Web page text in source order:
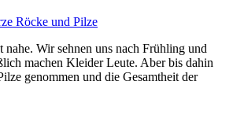
nahe. Wir sehnen uns nach Frühling und
machen Kleider Leute. Aber bis dahin
genommen und die Gesamtheit der